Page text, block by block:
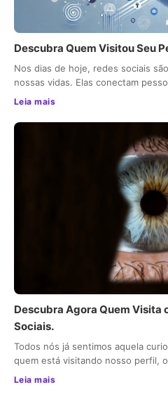
Descubra Quem Visitou Seu
Nos dias de hoje, redes sociais
nossas vidas. Elas conectam
Leia mais
Descubra Agora Quem Visita
Sociais.
Todos nós já sentimos aquela
quem está visitando nosso perfil,
Leia mais